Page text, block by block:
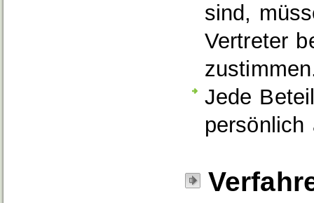
sind,
Vertreter
Jede
persönlich